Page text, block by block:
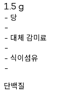
1.5 g
- 당
-
- 대체 감미료
-
- 식이섬유
-
단백질